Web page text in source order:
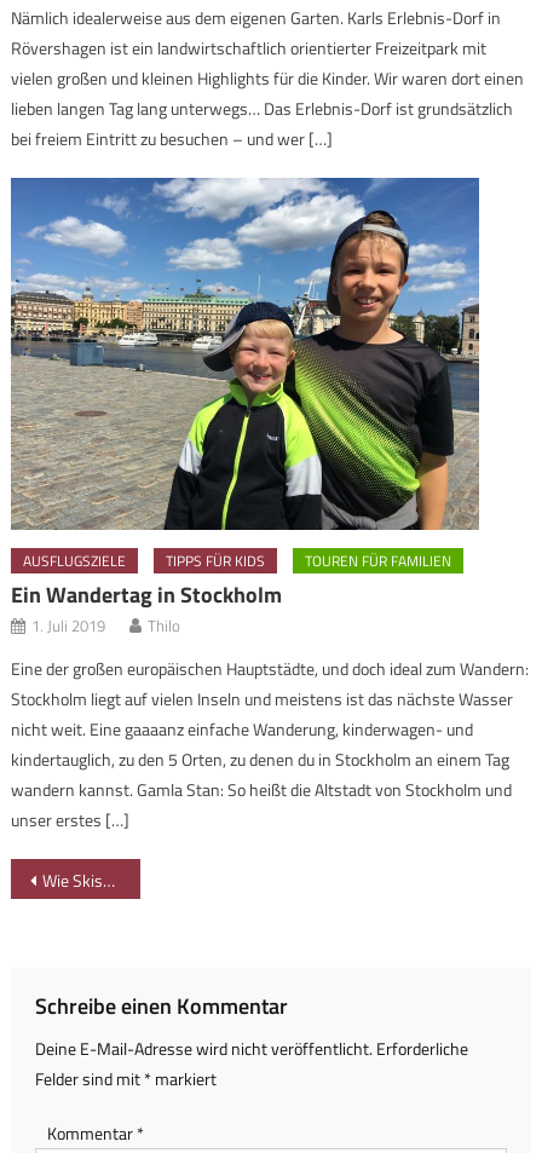
Nämlich idealerweise aus dem eigenen Garten. Karls Erlebnis-Dorf in
Rövershagen ist ein landwirtschaftlich orientierter Freizeitpark mit
vielen großen und kleinen Highlights für die Kinder. Wir waren dort einen
lieben langen Tag lang unterwegs… Das Erlebnis-Dorf ist grundsätzlich
bei freiem Eintritt zu besuchen – und wer […]
AUSFLUGSZIELE TIPPS FÜR KIDS TOUREN FÜR FAMILIEN
Ein Wandertag in Stockholm
1. Juli 2019 Thilo
Eine der großen europäischen Hauptstädte, und doch ideal zum Wandern:
Stockholm liegt auf vielen Inseln und meistens ist das nächste Wasser
nicht weit. Eine gaaaanz einfache Wanderung, kinderwagen- und
kindertauglich, zu den 5 Orten, zu denen du in Stockholm an einem Tag
wandern kannst. Gamla Stan: So heißt die Altstadt von Stockholm und
unser erstes […]
Beitragsnavigation
Wie Skischul-Pinguin Bobo in die Alpen kam – Interview
Schreibe einen Kommentar
Deine E-Mail-Adresse wird nicht veröffentlicht. Erforderliche
Felder sind mit*markiert
Kommentar*